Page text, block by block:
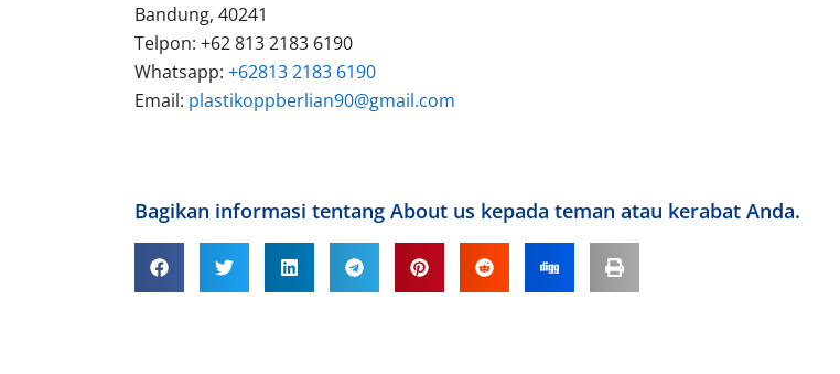
Bandung, 40241
Telpon: +62 813 2183 6190
Whatsapp: +62813 2183 6190
Email: plastikoppberlian90@gmail.com
Bagikan informasi tentang About us kepada teman atau kerabat Anda.